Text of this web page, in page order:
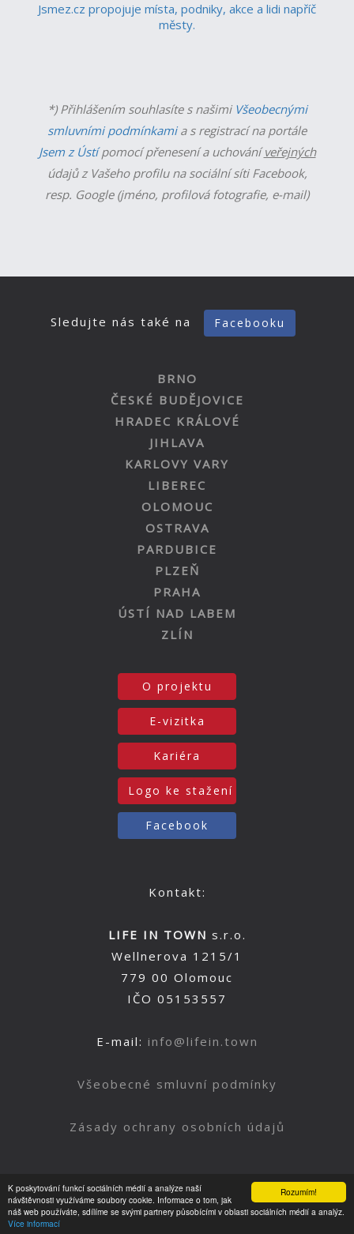
Rozumím!
K poskytování funkcí sociálních médií a analýze naší
návštěvnosti využíváme soubory cookie. Informace o tom, jak
náš web používáte, sdílíme se svými partnery působícími v oblasti sociálních médií a analýz.
Více informací
Jsmez.cz propojuje místa, podniky, akce a lidi napříč
městy.
*) Přihlášením souhlasíte s našimi Všeobecnými
smluvními podmínkamia s registrací na portále
Jsem z Ústípomocí přenesení a uchováníveřejných
údajů z Vašeho profilu na sociální síti Facebook,
resp. Google (jméno, profilová fotografie, e-mail)
Sledujte nás také na Facebooku
BRNO
ČESKÉ BUDĚJOVICE
HRADEC KRÁLOVÉ
JIHLAVA
KARLOVY VARY
LIBEREC
OLOMOUC
OSTRAVA
PARDUBICE
PLZEŇ
PRAHA
ÚSTÍ NAD LABEM
ZLÍN
O projektu
E-vizitka
Kariéra
Logo ke stažení
Facebook
Kontakt:
LIFE IN TOWN s.r.o.
Wellnerova 1215/1
779 00 Olomouc
IČO 05153557
E-mail: info@lifein.town
Všeobecné smluvní podmínky
Zásady ochrany osobních údajů
Nahoru